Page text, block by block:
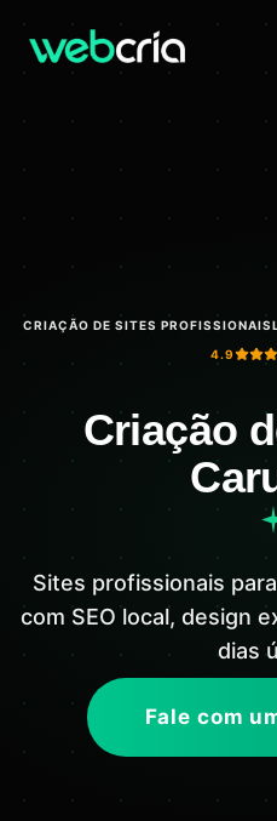
CRIAÇÃO DE SITES PROFISSIONAIS
4.9
Criação
Sites profissionais
com SEO local, design
dias
Fale com